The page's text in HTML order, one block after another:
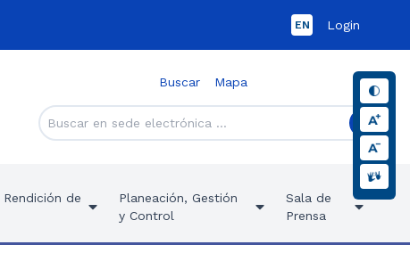
EN Login
Buscar Mapa
de
Planeación, Gestión
y Control
Sala de
Prensa